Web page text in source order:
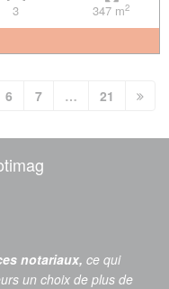
3 347 m2
6 7 … 21
notariaux, ce qui
un choix de plus de